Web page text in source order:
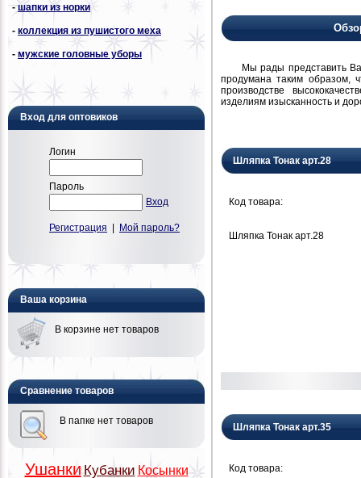
-шапки из норки
- коллекция из пушистого меха
- мужские головные уборы
Вход для оптовиков
Логин
Пароль
Вход
Регистрация Мой пароль?
Ваша корзина
В корзине нет товаров
Сравнение товаров
В папке нет товаров
Ушанки Кубанки Косынки
Мы рады представить Вам
продумана таким образом,
производстве
изделиям изысканность и
Шляпка Тонак арт.28
Код товара:
Шляпка Тонак арт.28
Шляпка Тонак арт.35
Код товара: